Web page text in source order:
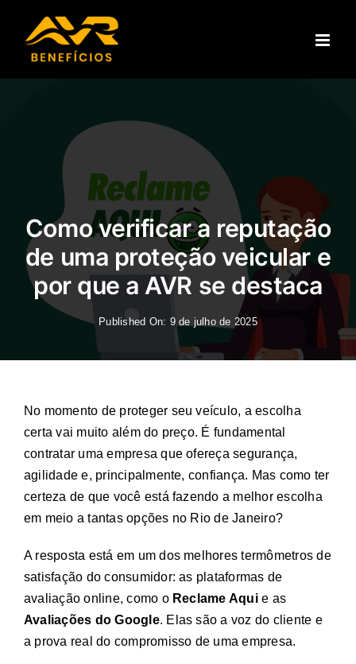
Como verificar a reputação
de uma proteção veicular e
por que a AVR se destaca
Published On: 9 de julho de 2025
No momento de proteger seu veículo, a escolha
certa vai muito além do preço. É fundamental
contratar uma empresa que ofereça segurança,
agilidade e, principalmente, confiança. Mas como ter
certeza de que você está fazendo a melhor escolha
em meio a tantas opções no Rio de Janeiro?
A resposta está em um dos melhores termômetros de
satisfação do consumidor: as plataformas de
avaliação online, como o Reclame Aquie as
Avaliações do Google. Elas são a voz do cliente e
a prova real do compromisso de uma empresa.